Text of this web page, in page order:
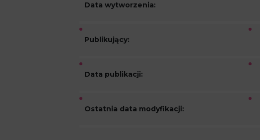
Data wytworzenia:
Publikujący:
Data publikacji:
Ostatnia data modyfikacji: